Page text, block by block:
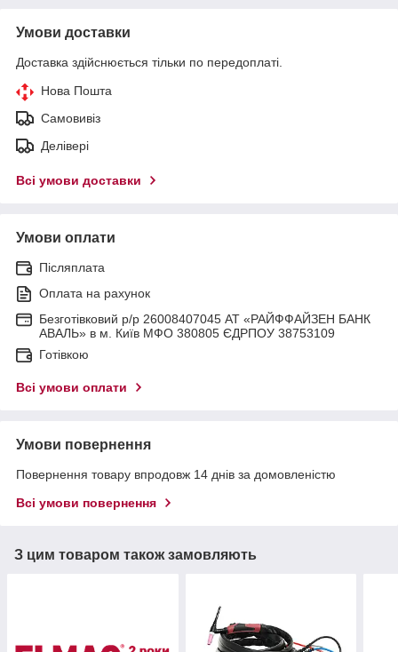
Умови доставки
Доставка здійснюється тільки по передоплаті.
Нова Пошта
Самовивіз
Делівері
Всі умови доставки
Умови оплати
Післяплата
Оплата на рахунок
Безготівковий р/р 26008407045 АТ «РАЙФФАЙЗЕН БАНК
АВАЛЬ» в м. Київ МФО 380805 ЄДРПОУ 38753109
Готівкою
Всі умови оплати
Умови повернення
Повернення товару впродовж 14 днів за домовленістю
Всі умови повернення
З цим товаром також замовляють